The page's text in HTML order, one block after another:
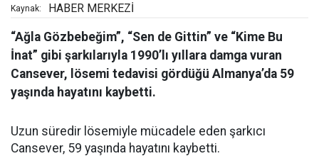
Kaynak: HABER MERKEZİ
“Ağla Gözbebeğim”, “Sen de Gittin” ve “Kime Bu
İnat” gibi şarkılarıyla 1990’lı yıllara damga vuran
Cansever, lösemi tedavisi gördüğü Almanya’da 59
yaşında hayatını kaybetti.
Uzun süredir lösemiyle mücadele eden şarkıcı
Cansever, 59 yaşında hayatını kaybetti.